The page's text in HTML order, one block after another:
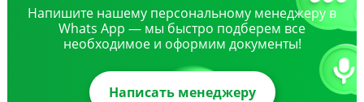
Напишите нашему персональному менеджеру в
Whats App — мы быстро подберем все
необходимое и оформим документы!
Написать менеджеру